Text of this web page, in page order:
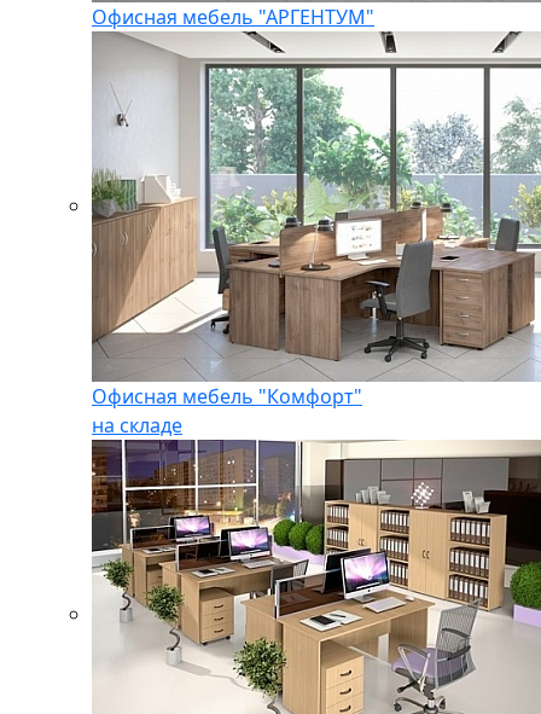
Офисная мебель "АРГЕНТУМ"
Офисная мебель "Комфорт"
на складе